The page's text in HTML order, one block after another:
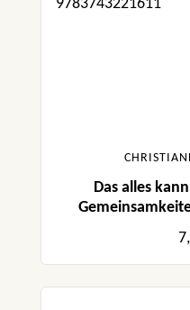
Das alles